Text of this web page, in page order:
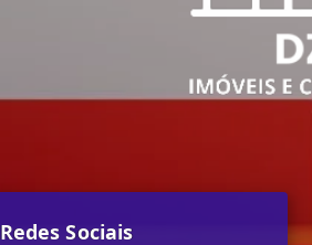
Redes Sociais